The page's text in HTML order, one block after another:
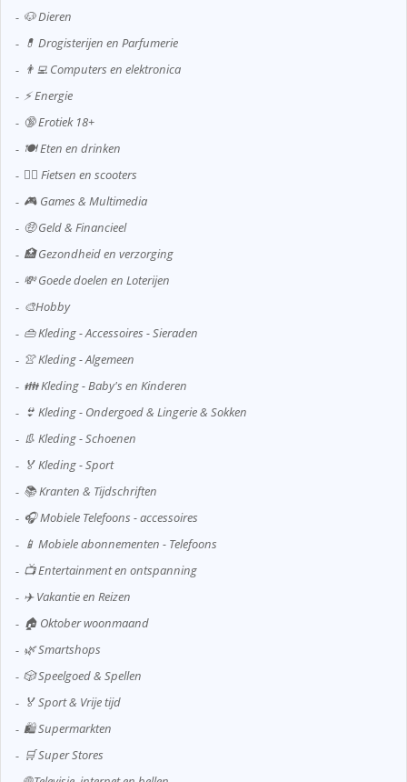
🐶 Dieren
💊 Drogisterijen en Parfumerie
👨‍💻 Computers en elektronica
⚡ Energie
🔞 Erotiek 18+
🍽️ Eten en drinken
🚴‍♂️ Fietsen en scooters
🎮 Games & Multimedia
🤑 Geld & Financieel
🏥 Gezondheid en verzorging
💸 Goede doelen en Loterijen
🎨Hobby
👜 Kleding - Accessoires - Sieraden
👚 Kleding - Algemeen
👪 Kleding - Baby's en Kinderen
👙 Kleding - Ondergoed & Lingerie & Sokken
👢 Kleding - Schoenen
🏅 Kleding - Sport
📚 Kranten & Tijdschriften
🎧 Mobiele Telefoons - accessoires
📱 Mobiele abonnementen - Telefoons
📺 Entertainment en ontspanning
✈️ Vakantie en Reizen
🏠 Oktober woonmaand
🌿 Smartshops
🎲 Speelgoed & Spellen
🏅 Sport & Vrije tijd
🛍️ Supermarkten
🛒 Super Stores